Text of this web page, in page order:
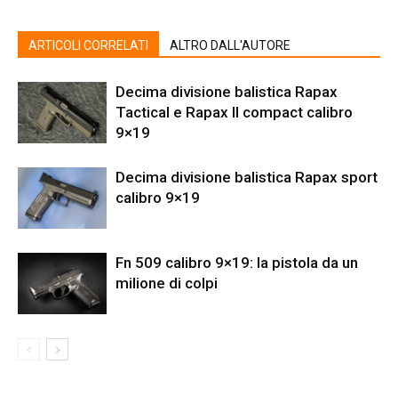
ARTICOLI CORRELATI ALTRO DALL'AUTORE
Decima divisione balistica Rapax
Tactical e Rapax II compact calibro
9×19
Decima divisione balistica Rapax sport
calibro 9×19
Fn 509 calibro 9×19: la pistola da un
milione di colpi